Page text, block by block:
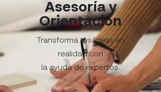
Asesoría y
Orientación
Transforma tus ideas en
realidad con
la ayuda de expertos.